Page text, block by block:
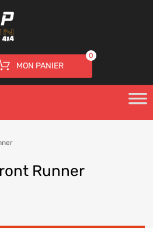
MON PANIER
0
Runner